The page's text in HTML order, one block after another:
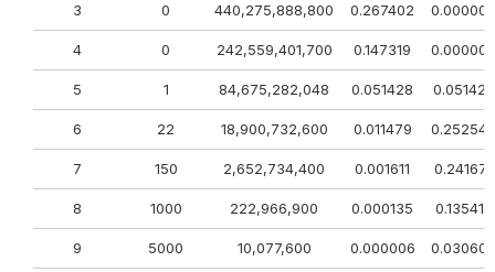
3 0 440,275,888,800 0.267402 0.000000
4 0 242,559,401,700 0.147319 0.000000
5 1 84,675,282,048 0.051428 0.051428
6 22 18,900,732,600 0.011479 0.252547
7 150 2,652,734,400 0.001611 0.241671
8 1000 222,966,900 0.000135 0.135419
9 5000 10,077,600 0.000006 0.030603